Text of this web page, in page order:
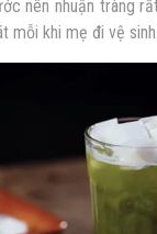
nên nhuận tràng
mỗi khi mẹ đi vệ sinh.